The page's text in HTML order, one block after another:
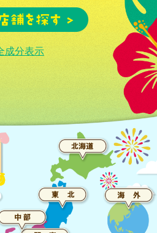
成分表示